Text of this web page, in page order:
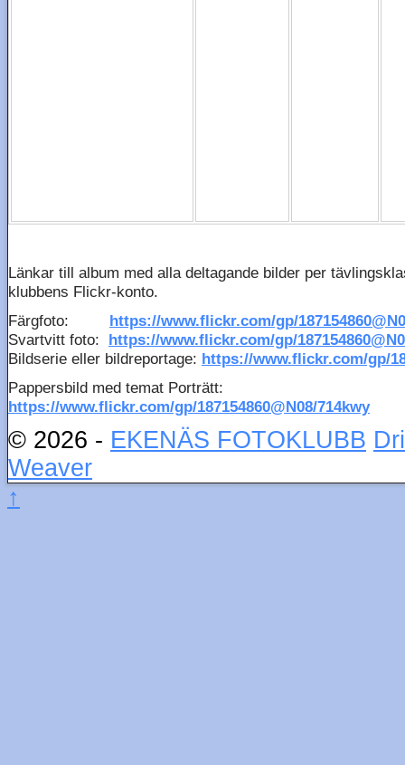
Länkar till album med alla deltagande bilder per
klubbens Flickr-konto.
Färgfoto: https://www.flickr.com/gp/
Svartvitt foto: https://www.flickr.com/gp/
Bildserie eller bildreportage: https://www.flickr.com/gp/
Pappersbild med temat Porträtt:
https://www.flickr.com/gp/187154860@N08/714kwy
© 2026 - EKENÄS FOTOKLUBB
Weaver
↑